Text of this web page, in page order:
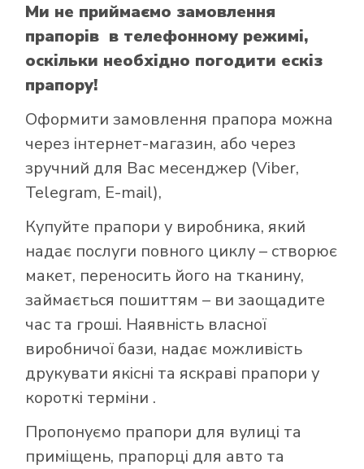
Ми не приймаємо замовлення
прапорів в телефонному режимі,
оскільки необхідно погодити ескіз
прапору!
Оформити замовлення прапора можна
через інтернет-магазин, або через
зручний для Вас месенджер (Viber,
Telegram, E-mail),
Купуйте прапори у виробника, який
надає послуги повного циклу – створює
макет, переносить його на тканину,
займається пошиттям – ви заощадите
час та гроші. Наявність власної
виробничої бази, надає можливість
друкувати якісні та яскраві прапори у
короткі терміни .
Пропонуємо прапори для вулиці та
приміщень, прапорці для авто та